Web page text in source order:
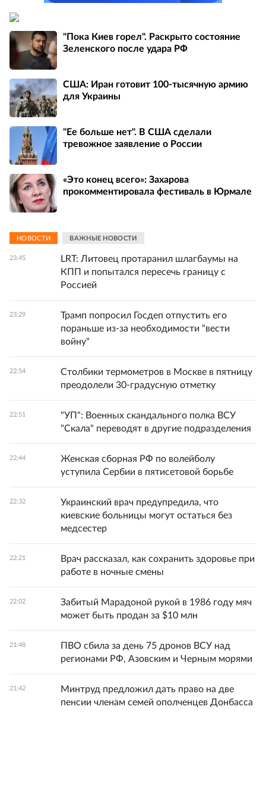
"Пока Киев горел". Раскрыто состояние
Зеленского после удара РФ
США: Иран готовит 100-тысячную армию
для Украины
"Ее больше нет". В США сделали
тревожное заявление о России
«Это конец всего»: Захарова
прокомментировала фестиваль в Юрмале
НОВОСТИ ВАЖНЫЕ НОВОСТИ
23:45
LRT: Литовец протаранил шлагбаумы на
КПП и попытался пересечь границу с
Россией
23:29
Трамп попросил Госдеп отпустить его
пораньше из-за необходимости "вести
войну"
22:54
Столбики термометров в Москве в пятницу
преодолели 30-градусную отметку
22:51
"УП": Военных скандального полка ВСУ
"Скала" переводят в другие подразделения
22:44
Женская сборная РФ по волейболу
уступила Сербии в пятисетовой борьбе
22:32
Украинский врач предупредила, что
киевские больницы могут остаться без
медсестер
22:21
Врач рассказал, как сохранить здоровье при
работе в ночные смены
22:02
Забитый Марадоной рукой в 1986 году мяч
может быть продан за $10 млн
21:48
ПВО сбила за день 75 дронов ВСУ над
регионами РФ, Азовским и Черным морями
21:42
Минтруд предложил дать право на две
пенсии членам семей ополченцев Донбасса